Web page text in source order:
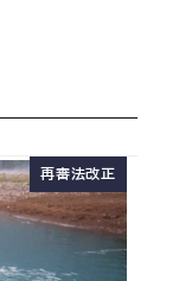
再審法改正